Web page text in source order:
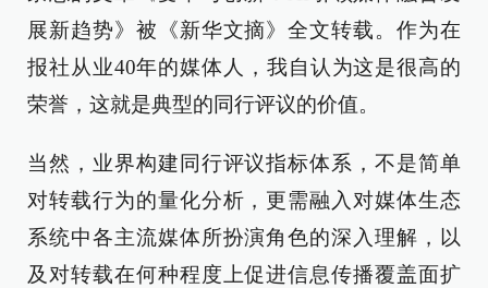
展新趋势》被《新华文摘》全文转载。作为在
报社从业40年的媒体人，我自认为这是很高的
荣誉，这就是典型的同行评议的价值。
当然，业界构建同行评议指标体系，不是简单
对转载行为的量化分析，更需融入对媒体生态
系统中各主流媒体所扮演角色的深入理解，以
及对转载在何种程度上促进信息传播覆盖面扩